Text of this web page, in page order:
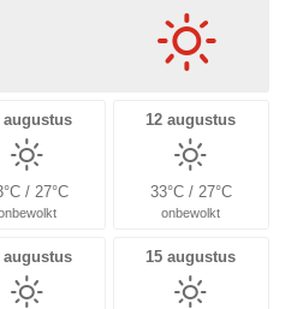
augustus
/ 27°C
12 augustus
33°C / 27°C
onbewolkt
augustus 15 augustus